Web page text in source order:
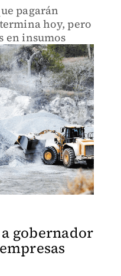
pagarán
hoy, pero
en insumos
gobernador